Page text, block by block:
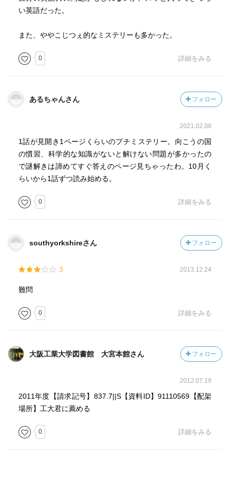
い英語だった。
また、ややこじつぇ的なミステリーも多かった。
0 詳細をみる
あるちゃんさん フォロー
2021.02.08
1話が見開き1ページくらいのプチミステリー。向こうの国
の慣習、科学的な知識がないと解けない問題が多かったの
で謎解きは諦めてすぐ答えのページ見ちゃったわ。10月く
らいから1話ずつ読み始める。
0 詳細をみる
southyorkshireさん フォロー
3 2013.12.24
難問
0 詳細をみる
大阪工業大学図書館 大宮本館さん フォロー
2012.07.19
2011年度【請求記号】837.7||S【資料ID】91110569【配架
場所】工大君に薦める
0 詳細をみる